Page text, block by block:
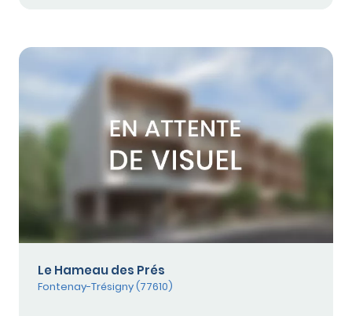
Le Hameau des Prés
Fontenay-Trésigny (77610)